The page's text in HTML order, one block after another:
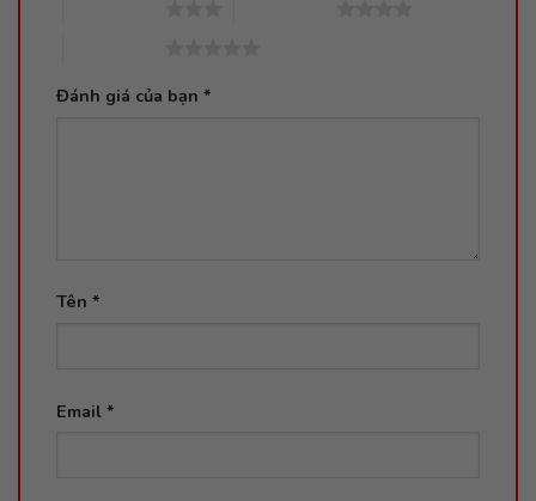
Đánh giá của bạn *
Tên *
Email *